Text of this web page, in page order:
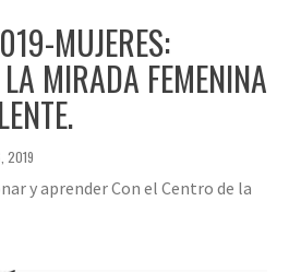
MUJERES:
MIRADA FEMENINA
2019
y aprender Con el Centro de la